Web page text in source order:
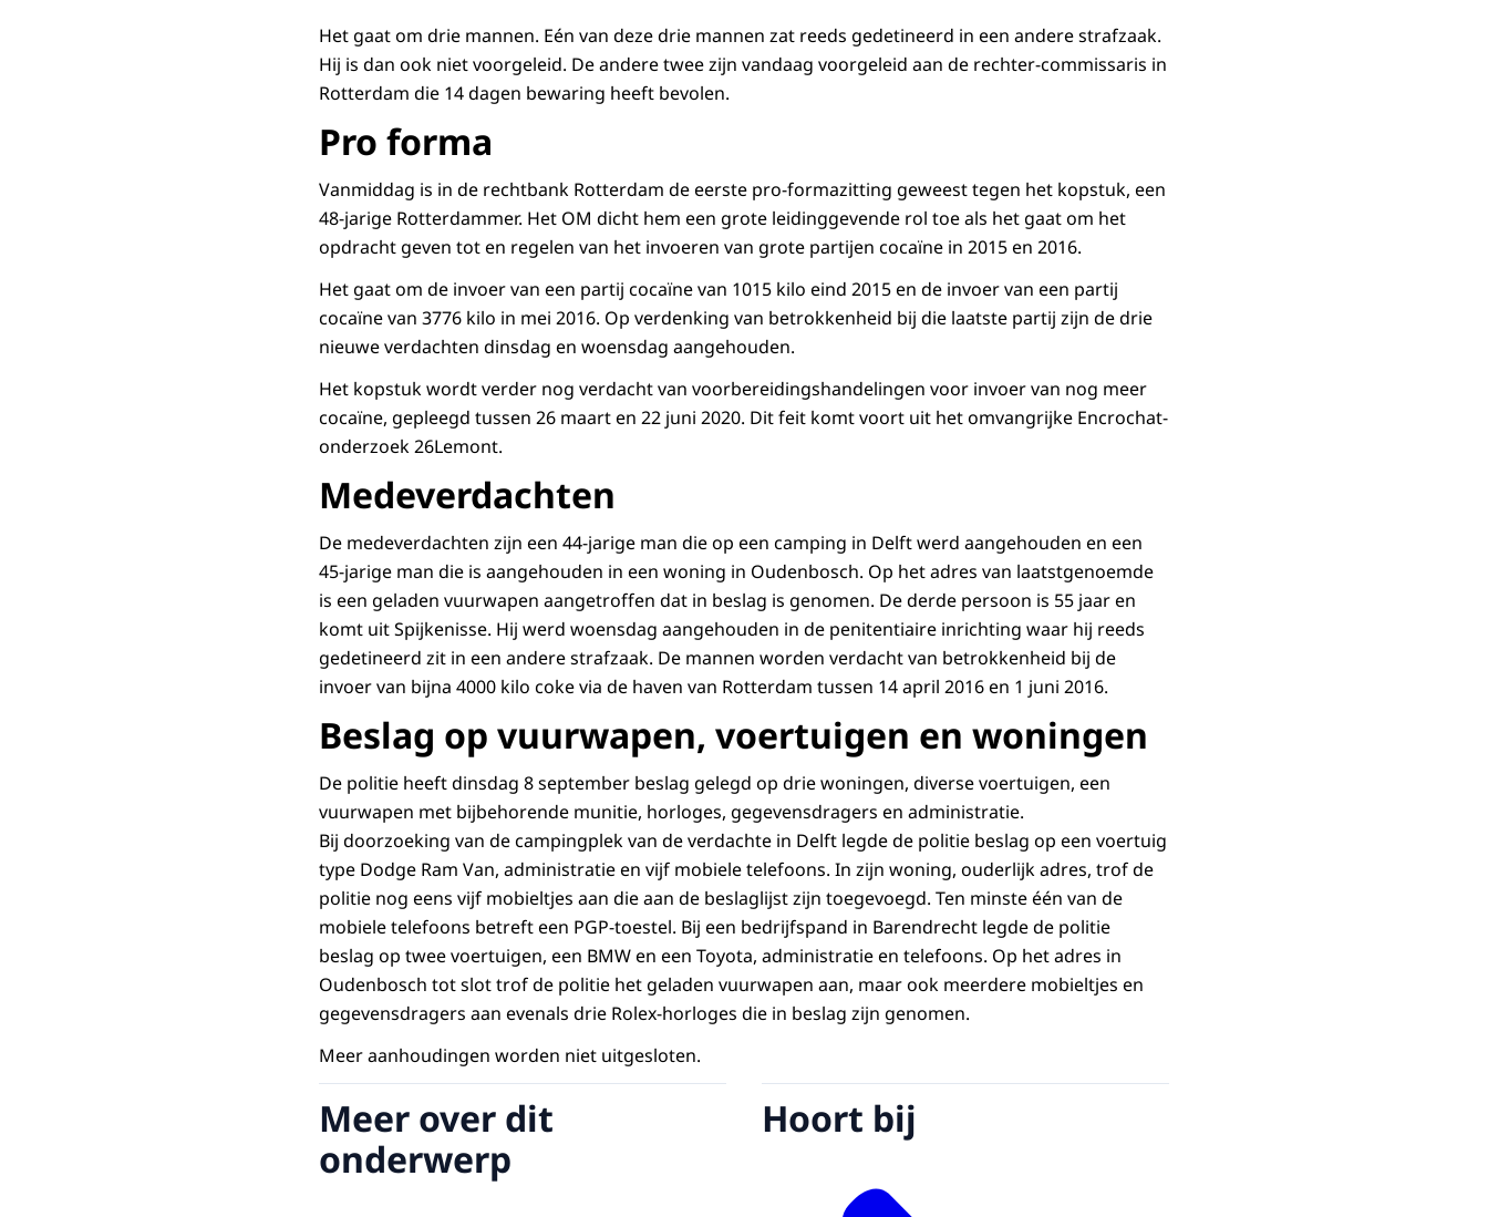
Het gaat om drie mannen. Eén van deze drie mannen zat reeds gedetineerd in een andere strafzaak.
Hij is dan ook niet voorgeleid. De andere twee zijn vandaag voorgeleid aan de rechter-commissaris in
Rotterdam die 14 dagen bewaring heeft bevolen.
Pro forma
Vanmiddag is in de rechtbank Rotterdam de eerste pro-formazitting geweest tegen het kopstuk, een
48-jarige Rotterdammer. Het OM dicht hem een grote leidinggevende rol toe als het gaat om het
opdracht geven tot en regelen van het invoeren van grote partijen cocaïne in 2015 en 2016.
Het gaat om de invoer van een partij cocaïne van 1015 kilo eind 2015 en de invoer van een partij
cocaïne van 3776 kilo in mei 2016. Op verdenking van betrokkenheid bij die laatste partij zijn de drie
nieuwe verdachten dinsdag en woensdag aangehouden.
Het kopstuk wordt verder nog verdacht van voorbereidingshandelingen voor invoer van nog meer
cocaïne, gepleegd tussen 26 maart en 22 juni 2020. Dit feit komt voort uit het omvangrijke Encrochat-
onderzoek 26Lemont.
Medeverdachten
De medeverdachten zijn een 44-jarige man die op een camping in Delft werd aangehouden en een
45-jarige man die is aangehouden in een woning in Oudenbosch. Op het adres van laatstgenoemde
is een geladen vuurwapen aangetroffen dat in beslag is genomen. De derde persoon is 55 jaar en
komt uit Spijkenisse. Hij werd woensdag aangehouden in de penitentiaire inrichting waar hij reeds
gedetineerd zit in een andere strafzaak. De mannen worden verdacht van betrokkenheid bij de
invoer van bijna 4000 kilo coke via de haven van Rotterdam tussen 14 april 2016 en 1 juni 2016.
Beslag op vuurwapen, voertuigen en woningen
De politie heeft dinsdag 8 september beslag gelegd op drie woningen, diverse voertuigen, een
vuurwapen met bijbehorende munitie, horloges, gegevensdragers en administratie.
Bij doorzoeking van de campingplek van de verdachte in Delft legde de politie beslag op een voertuig
type Dodge Ram Van, administratie en vijf mobiele telefoons. In zijn woning, ouderlijk adres, trof de
politie nog eens vijf mobieltjes aan die aan de beslaglijst zijn toegevoegd. Ten minste één van de
mobiele telefoons betreft een PGP-toestel. Bij een bedrijfspand in Barendrecht legde de politie
beslag op twee voertuigen, een BMW en een Toyota, administratie en telefoons. Op het adres in
Oudenbosch tot slot trof de politie het geladen vuurwapen aan, maar ook meerdere mobieltjes en
gegevensdragers aan evenals drie Rolex-horloges die in beslag zijn genomen.
Meer aanhoudingen worden niet uitgesloten.
Meer over dit
onderwerp
Hoort bij